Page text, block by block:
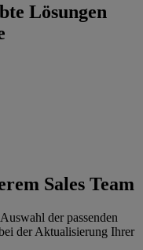
Lösungen
Sales Team
der passenden
der Aktualisierung Ihrer